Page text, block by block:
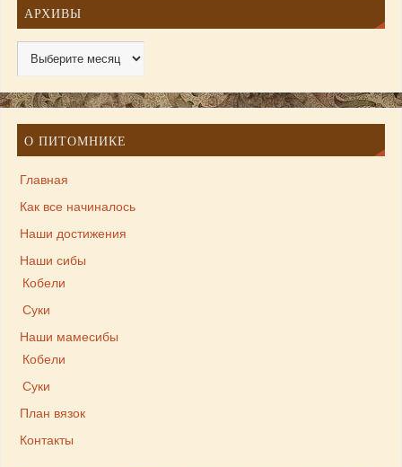
АРХИВЫ
О ПИТОМНИКЕ
Главная
Как все начиналось
Наши достижения
Наши сибы
Кобели
Суки
Наши мамесибы
Кобели
Суки
План вязок
Контакты